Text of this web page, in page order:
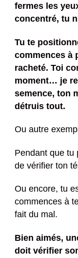
fermes les
concentré, tu
Tu te
commences à
racheté. Toi
moment… je
semence, ton
détruis tout.
Ou autre
Pendant que tu
de vérifier ton
Ou encore, tu
commences à
fait du mal.
Bien aimés,
doit vérifier